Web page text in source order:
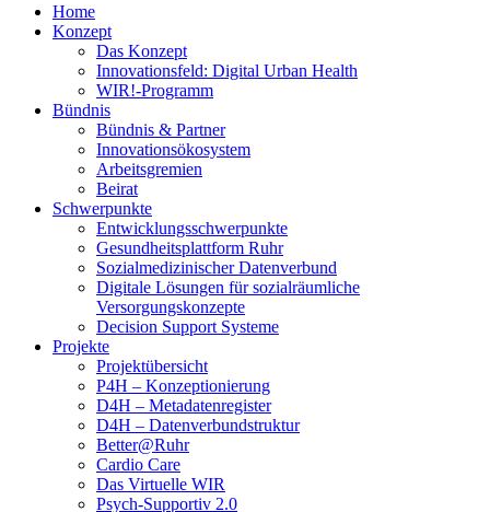
Home
Konzept
Das Konzept
Innovationsfeld: Digital Urban Health
WIR!-Programm
Bündnis
Bündnis & Partner
Innovationsökosystem
Arbeitsgremien
Beirat
Schwerpunkte
Entwicklungsschwerpunkte
Gesundheitsplattform Ruhr
Sozialmedizinischer Datenverbund
Digitale Lösungen für sozialräumliche
Versorgungskonzepte
Decision Support Systeme
Projekte
Projektübersicht
P4H – Konzeptionierung
D4H – Metadatenregister
D4H – Datenverbundstruktur
Better@Ruhr
Cardio Care
Das Virtuelle WIR
Psych-Supportiv 2.0